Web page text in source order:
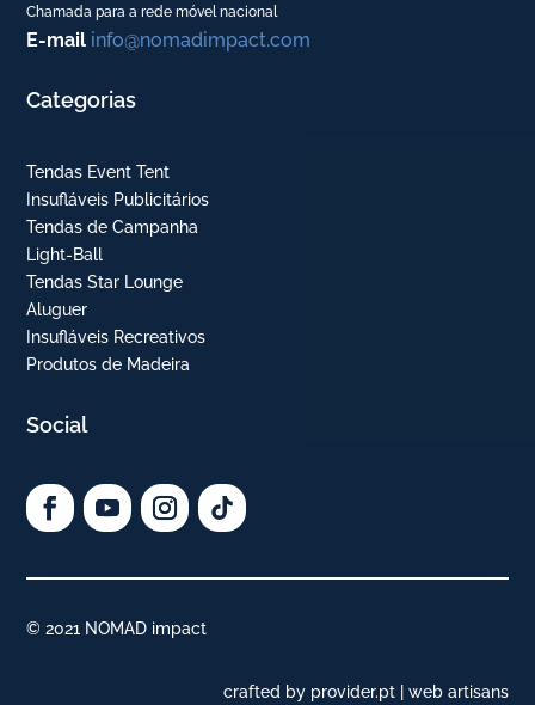
Chamada para a rede móvel nacional
E-mail info@nomadimpact.com
Categorias
Tendas Event Tent
Insufláveis Publicitários
Tendas de Campanha
Light-Ball
Tendas Star Lounge
Aluguer
Insufláveis Recreativos
Produtos de Madeira
Social
© 2021 NOMAD impact
crafted by provider.pt | web artisans